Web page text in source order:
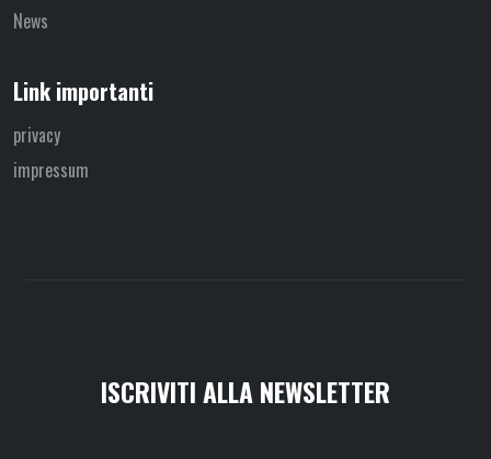
News
Link importanti
privacy
impressum
ISCRIVITI ALLA NEWSLETTER